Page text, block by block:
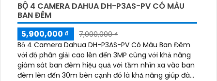
BỘ 4 CAMERA DAHUA DH-P3AS-PV CÓ MÀU
BAN ĐÊM
5,900,000 ₫
7,000,000 ₫
Bộ 4 Camera Dahua DH-P3AS-PV Có Màu Ban Đêm
với độ phân giải cao lên đến 3MP cùng với khả năng
giám sát ban đêm hiệu quả với tầm nhìn xa vào ban
đêm lên đến 30m bên cạnh đó là khả năng giúp đàm